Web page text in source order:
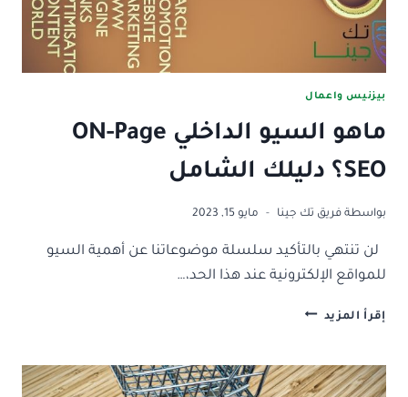
بيزنيس واعمال
ماهو السيو الداخلي ON-Page
SEO؟ دليلك الشامل
بواسطة فريق تك جينا مايو 15, 2023
لن تنتهي بالتأكيد سلسلة موضوعاتنا عن أهمية السيو
للمواقع الإلكترونية عند هذا الحد،…
إقرأ المزيد ماهو
ON-
PAGE